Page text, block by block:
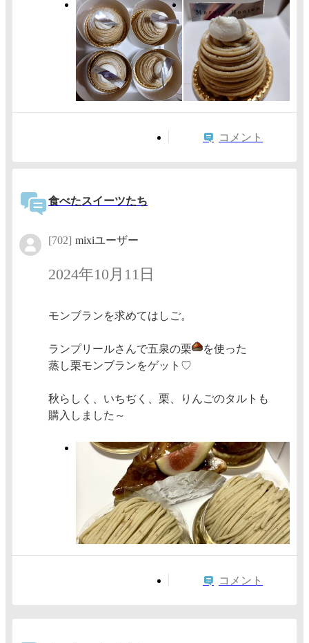
コメント
食べたスイーツたち
[702] mixiユーザー
2024年10月11日
モンブランを求めてはしご。
ランプリールさんで五泉の栗
を使った
蒸し栗モンブランをゲット♡
秋らしく、いちぢく、栗、りんごのタルトも
購入しました～
コメント